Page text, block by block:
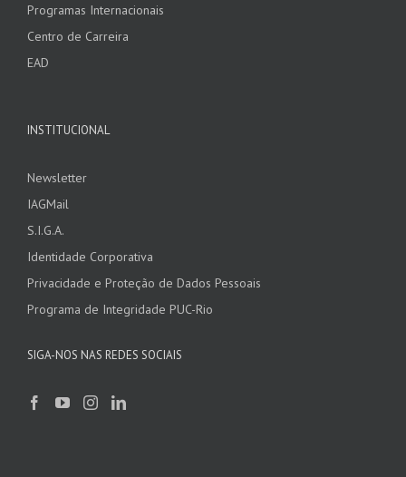
Programas Internacionais
Centro de Carreira
EAD
INSTITUCIONAL
Newsletter
IAGMail
S.I.G.A.
Identidade Corporativa
Privacidade e Proteção de Dados Pessoais
Programa de Integridade PUC-Rio
SIGA-NOS NAS REDES SOCIAIS